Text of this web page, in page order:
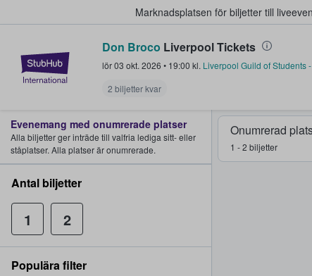
Marknadsplatsen för biljetter till
StubHub – där fans köper och
Don Broco Liverpool Tickets
lör 03 okt. 2026 • 19:00 kl. Liverpool Guild of Students
2 biljetter kvar
Onumrerad
1 - 2 biljetter
Evenemang med onumrerade platser
Alla biljetter ger inträde till valfria lediga sitt- eller
ståplatser. Alla platser är onumrerade.
Antal biljetter
1 2
Populära filter